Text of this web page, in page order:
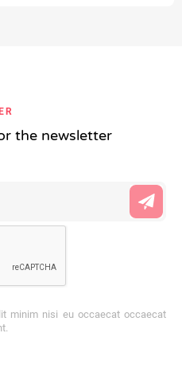
the newsletter
minim nisi eu occaecat occaecat